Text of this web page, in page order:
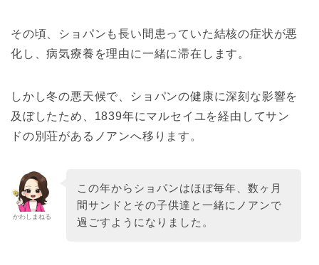
その頃、ショパンも長い間患っていた結核の症状が悪
化し、病気療養を理由に一緒に滞在します。
しかし冬の悪天候で、ショパンの健康に深刻な影響を
及ぼしたため、1839年にマルセイユを経由してサン
ドの別荘があるノアンへ移ります。
かわしまねる
この年からショパンはほぼ毎年、数ヶ月
間サンドとその子供達と一緒にノアンで
過ごすようになりました。